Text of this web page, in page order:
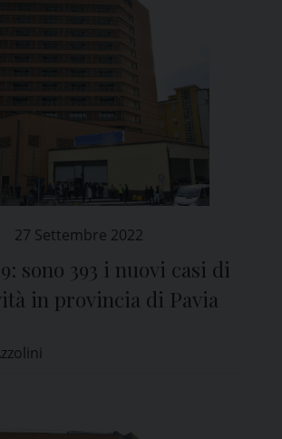
27 Settembre 2022
sono 393 i nuovi casi di
in provincia di Pavia